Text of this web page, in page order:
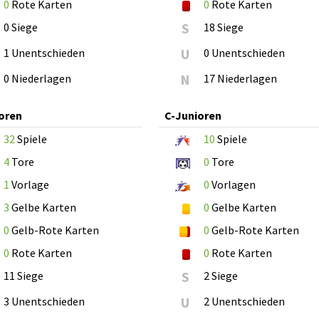
0 Rote Karten
0 Siege
1 Unentschieden
0 Niederlagen
0 Rote Karten
S 18 Siege
U 0 Unentschieden
N 17 Niederlagen
32Spiele
4 Tore
1 Vorlage
3 Gelbe Karten
0 Gelb-Rote Karten
0 Rote Karten
11 Siege
3 Unentschieden
C-Junioren
10 Spiele
0 Tore
0 Vorlagen
0 Gelbe Karten
0 Gelb-Rote Karten
0 Rote Karten
S 2 Siege
U 2 Unentschieden